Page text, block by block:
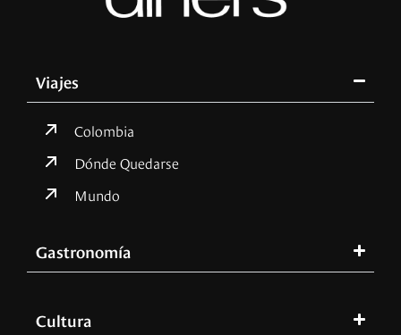
Viajes
Colombia
Dónde Quedarse
Mundo
Gastronomía
Cultura